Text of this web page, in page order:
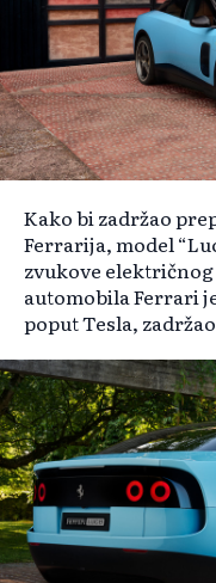
Kako bi zadržao
Ferrarija, model
zvukove
automobila Ferrari
poput Tesla,